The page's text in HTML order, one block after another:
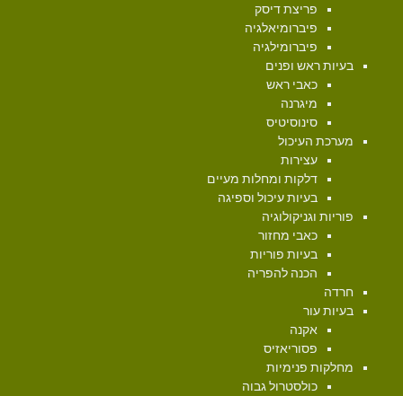
פריצת דיסק
פיברומיאלגיה
פיברומילגיה
בעיות ראש ופנים
כאבי ראש
מיגרנה
סינוסיטיס
מערכת העיכול
עצירות
דלקות ומחלות מעיים
בעיות עיכול וספיגה
פוריות וגניקולוגיה
כאבי מחזור
בעיות פוריות
הכנה להפריה
חרדה
בעיות עור
אקנה
פסוריאזיס
מחלקות פנימיות
כולסטרול גבוה